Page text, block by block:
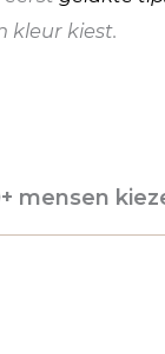
kleur kiest.
mensen